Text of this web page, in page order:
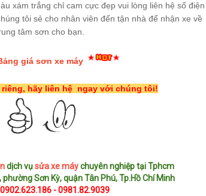
xám trắng chỉ cam cực đẹp vui lòng liên hệ số điện
tôi sẻ cho nhân viên đến tận nhà để nhận xe về
tâm sơn cho bạn.
giá sơn xe máy
hãy liên hệ ngay với chúng tôi!
dịch vụsửa xe máychuyên nghiệp tại Tphcm
Sơn Kỳ, quận Tân Phú, Tp.Hồ Chí Minh
0902.623.186 - 0981.82.9039